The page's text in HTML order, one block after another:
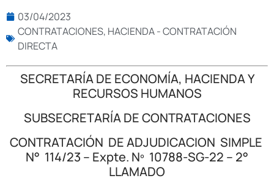
03/04/2023
CONTRATACIONES, HACIENDA - CONTRATACIÓN
DIRECTA
SECRETARÍA DE ECONOMÍA, HACIENDA Y
RECURSOS HUMANOS
SUBSECRETARÍA DE CONTRATACIONES
CONTRATACIÓN DE ADJUDICACION SIMPLE
N° 114/23 – Expte. Nº 10788-SG-22 – 2°
LLAMADO